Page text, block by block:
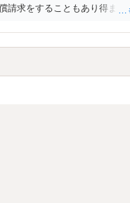
請求をすることもあり得ます